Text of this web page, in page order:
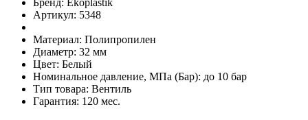
Артикул: 5348
Материал: Полипропилен
Диаметр: 32 мм
Цвет: Белый
Номинальное давление, МПа (Бар): до 10 бар
Тип товара: Вентиль
Гарантия: 120 мес.